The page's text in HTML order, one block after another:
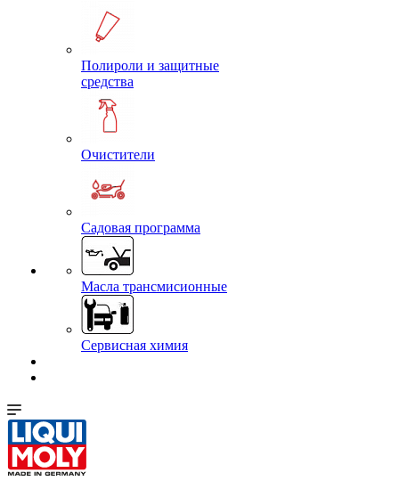
Полироли и защитные
средства
Очистители
Садовая программа
Масла трансмисионные
Сервисная химия